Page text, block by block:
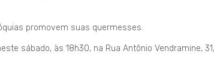
promovem suas quermesses.
sábado, às 18h30, na Rua Antônio Vendramine,